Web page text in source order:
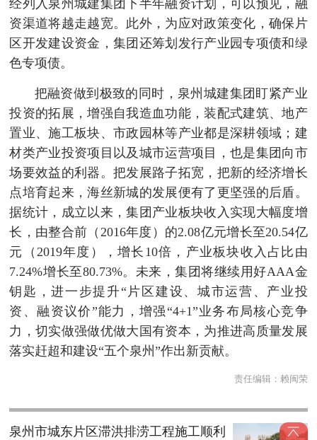
经列入泉州城建集团下半年融资计划，可以预见，融
资渠道将越走越宽。此外，为应对政策变化，确保片
区开发建设资金，集团还筹划发行产业园专项债和绿
色专项债。
把融资做到极致的同时，泉州城建集团盯紧产业
投资的拓展，增强自我造血功能，装配式建筑、地产
置业、施工板块、市政园林等产业都是深耕领域；建
材类产业投资项目以及城市运营项目，也是集团向市
场要效益的利器。把发展路子拓宽，把新的经济增长
点培育起来，海丝新城的发展便有了更坚强的后盾。
据统计，成立以来，集团产业板块收入实现大幅度增
长，由整合前（2016年度）的2.08亿元增长至20.54亿
元（2019年度），增长10倍，产业板块收入占比由
7.24%增长至80.73%。未来，集团将继续用好AAA金
钥匙，进一步提升“片区建设、城市运营、产业投
资、融资议价”能力，增强“4+1”业务布局核心竞争
力，切实做强做优做大国有资本，为推进高质量发展
落实赶超和建设“五个泉州”作出新贡献。
责任编辑： 赖闽荣
泉州市城东片区滞洪排涝工程施工顺利